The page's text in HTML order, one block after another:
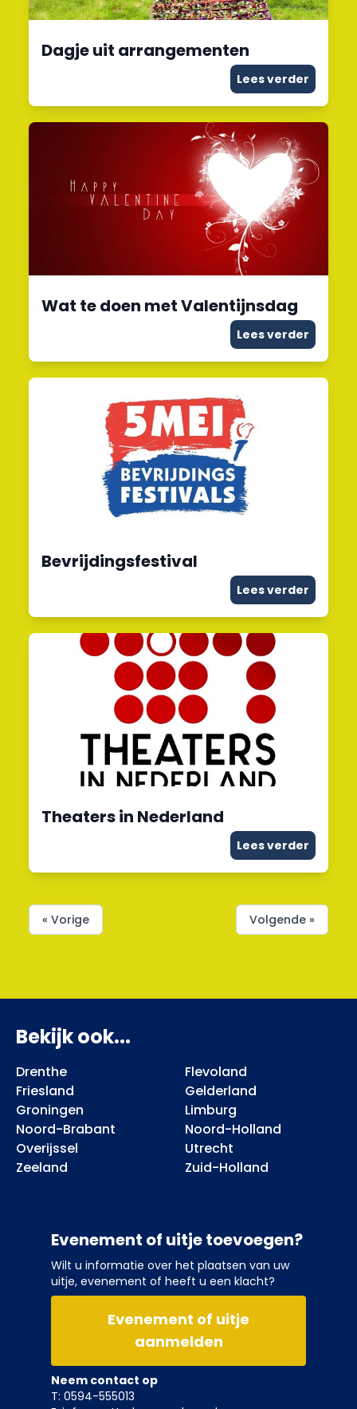
Dagje uit arrangementen
Lees verder
Wat te doen met Valentijnsdag
Lees verder
Bevrijdingsfestival
Lees verder
Theaters in Nederland
Lees verder
« Vorige Volgende »
Bekijk ook...
Drenthe
Flevoland
Friesland
Gelderland
Groningen
Limburg
Noord-Brabant
Noord-Holland
Overijssel
Utrecht
Zeeland
Zuid-Holland
Evenement of uitje toevoegen?
Wilt u informatie over het plaatsen van uw
uitje, evenement of heeft u een klacht?
Evenement of uitje
aanmelden
Neem contact op
T: 0594-555013